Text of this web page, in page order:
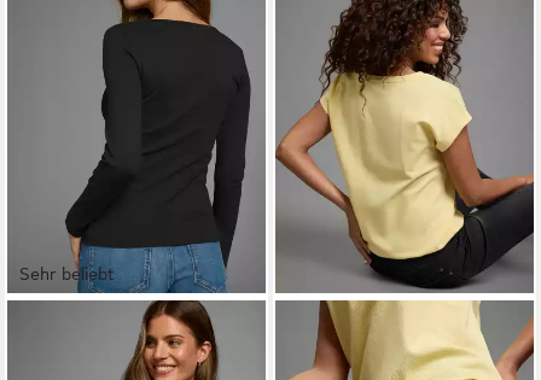
Sehr beliebt
Langarmshirt aus elastischer
Baumwollmischung, sehr
FLASHLIGHTS
T-Shirt aus Struktur-Jersey
mit Tunnelzug